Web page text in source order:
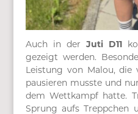
Auch in derJuti D11
gezeigt werden.
Leistung von Malou, die
pausieren musste und
dem Wettkampf hatte.
Sprung aufs Treppchen